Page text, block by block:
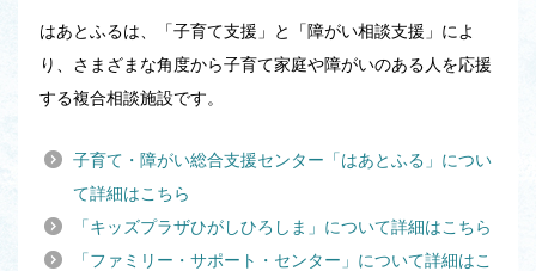
はあとふるは、「子育て支援」と「障がい相談支援」によ
り、さまざまな角度から子育て家庭や障がいのある人を応援
する複合相談施設です。
子育て・障がい総合支援センター「はあとふる」につい
て詳細はこちら
「キッズプラザひがしひろしま」について詳細はこちら
「ファミリー・サポート・センター」について詳細はこ